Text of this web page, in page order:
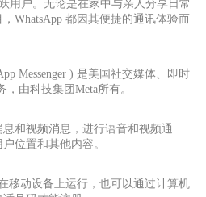
用户。无论是在家中与亲人分享日常
WhatsApp 都因其便捷的通讯体验而
Messenger ) 是美国社交媒体、即时
由科技集团Meta所有。
和视频消息，进行语音和视频通
位置和其他内容。
移动设备上运行，也可以通过计算机